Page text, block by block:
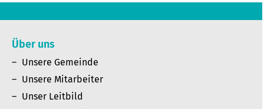
Über uns
Unsere Gemeinde
Unsere Mitarbeiter
Unser Leitbild